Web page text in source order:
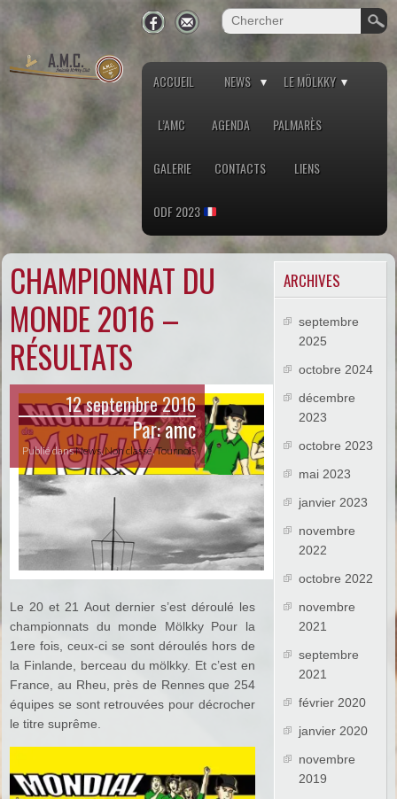
ACCUEIL NEWS LE MÖLKKY
L’AMC AGENDA PALMARÈS
GALERIE CONTACTS LIENS
ODF 2023
CHAMPIONNAT DU
MONDE 2016 –
RÉSULTATS
12 septembre 2016
Par:amc
Publié dansNews,Non classé,Tournois
Le 20 et 21 Aout dernier s’est déroulé les
championnats du monde Mölkky Pour la
1ere fois, ceux-ci se sont déroulés hors de
la Finlande, berceau du mölkky. Et c’est en
France, au Rheu, près de Rennes que 254
équipes se sont retrouvées pour décrocher
le titre suprême.
ARCHIVES
septembre
2025
octobre 2024
décembre
2023
octobre 2023
mai 2023
janvier 2023
novembre
2022
octobre 2022
novembre
2021
septembre
2021
février 2020
janvier 2020
novembre
2019